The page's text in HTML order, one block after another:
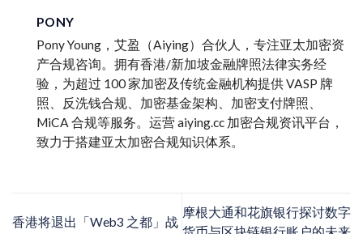
PONY
Pony Young，艾盈（Aiying）合伙人，专注亚太加密资
产合规咨询。拥有香港/新加坡金融牌照法律实务经
验，为超过 100 家加密及传统金融机构提供 VASP 牌
照、反洗钱合规、加密基金架构、加密支付牌照、
MiCA 合规等服务。运营 aiying.cc 加密合规资讯平台，
致力于搭建亚太加密合规知识体系。
香港将退出「Web3 之都」战
摩根大通和花旗银行探讨数字